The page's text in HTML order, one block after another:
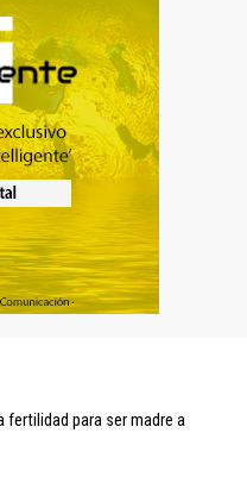
fertilidad para ser madre a